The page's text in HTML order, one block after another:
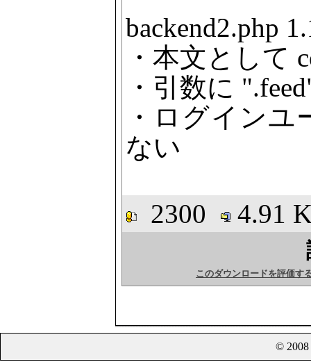
backend2.php
・本文として
・引数に
・ログイン
ない
2300 4.91
このダウンロードを評価す
© 2008